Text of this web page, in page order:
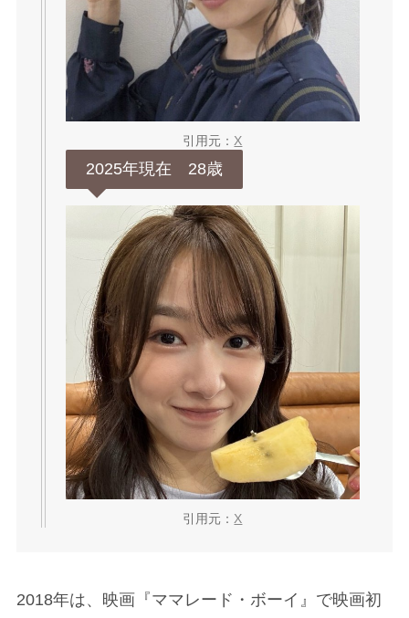
引用元： X
2025年現在 28歳
引用元： X
2018年は、映画『ママレード・ボーイ』で映画初